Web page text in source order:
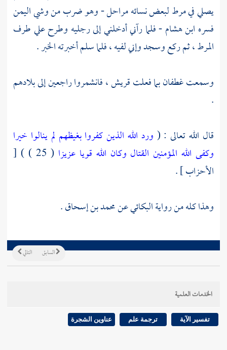
يصلي في مرط لبعض نسائه مراحل - وهو ضرب من وشي اليمن
فسره ابن هشام- فلما رآني أدخلني إلى رجليه وطرح علي طرف
المرط ، ثم ركع وسجد وإني لفيه ، فلما سلم أخبرته الخبر .
وسمعتغطفانبما فعلتقريش ،فانشمروا راجعين إلى بلادهم
.
قال الله تعالى : ( ورد الله الذين كفروا بغيظهم لم ينالوا خيرا
وكفى الله المؤمنين القتال وكان الله قويا عزيزا
( 25 ) ) [
الأحزاب ] .
وهذا كله من روايةالبكائيعنمحمد بن إسحاق.
التالي السابق
الخدمات العلمية
تفسير الآية ترجمة علم عناوين الشجرة